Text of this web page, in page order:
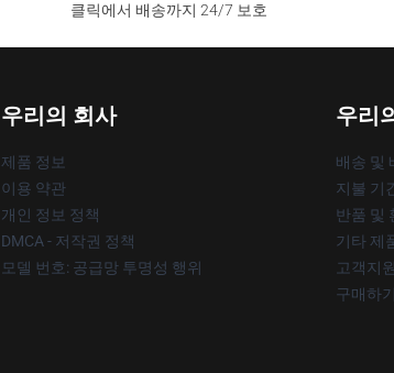
클릭에서 배송까지 24/7 보호
우리의 회사
제품 정보
이용 약관
개인 정보 정책
DMCA - 저작권 정책
모델 번호: 공급망 투명성 행위
우리
배송 및
지불 기
반품 및
기타 제
고객지
구매하기